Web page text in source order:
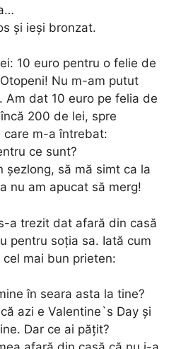
și ieși bronzat.
10 euro pentru o felie de
Nu m-am putut
Am dat 10 euro pe felia de
200 de lei, spre
care m-a întrebat:
ce sunt?
șezlong, să mă simt ca la
nu am apucat să merg!
a trezit dat afară din casă
pentru soția sa. Iată cum
mai bun prieten:
în seara asta la tine?
azi e Valentine`s Day și
Dar ce ai pățit?